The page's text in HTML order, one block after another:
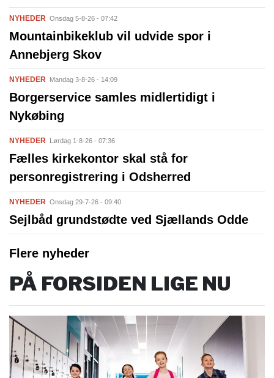
NYHEDER Onsdag 5-8-26 - 07:42
Mountainbikeklub vil udvide spor i
Annebjerg Skov
NYHEDER Mandag 3-8-26 - 14:09
Borgerservice samles midlertidigt i
Nykøbing
NYHEDER Lørdag 1-8-26 - 07:36
Fælles kirkekontor skal stå for
personregistrering i Odsherred
NYHEDER Onsdag 29-7-26 - 09:40
Sejlbåd grundstødte ved Sjællands Odde
Flere nyheder
PÅ FORSIDEN LIGE NU